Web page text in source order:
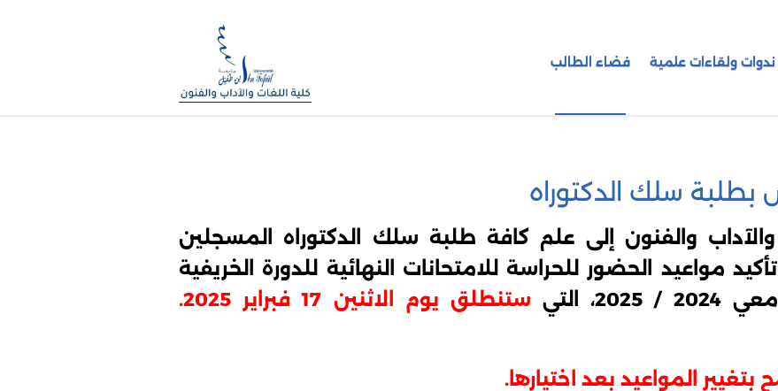
فضاء الطالب ندوات ولقاءات علمية
سلك الدكتوراه
والفنون إلى علم كافة طلبة سلك الدكتوراه المسجلين
مواعيد الحضور للحراسة للامتحانات النهائية للدورة الخريفية
التي
ستنطلق يوم الاثنين 17 فبراير 2025.
المواعيد بعد اختيارها.